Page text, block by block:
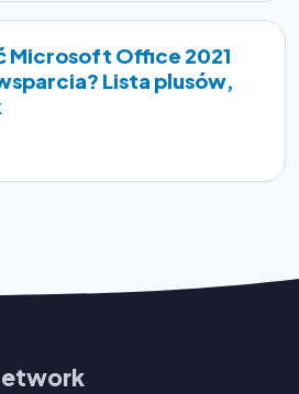
Microsoft Office 2021
Lista plusów,